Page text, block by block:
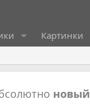
Картинки
новый